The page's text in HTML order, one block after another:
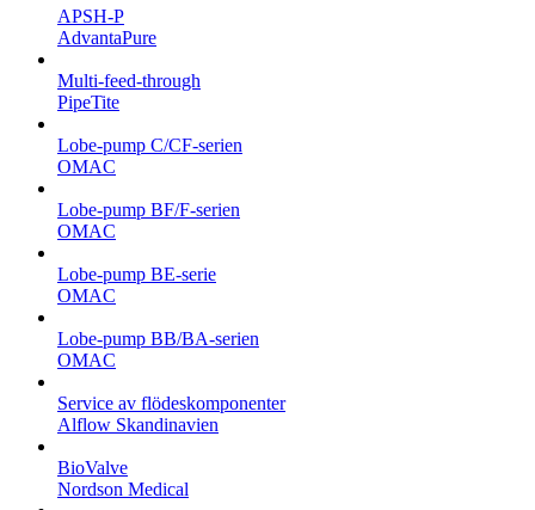
APSH-P
AdvantaPure
Multi-feed-through
PipeTite
Lobe-pump C/CF-serien
OMAC
Lobe-pump BF/F-serien
OMAC
Lobe-pump BE-serie
OMAC
Lobe-pump BB/BA-serien
OMAC
Service av flödeskomponenter
Alflow Skandinavien
BioValve
Nordson Medical